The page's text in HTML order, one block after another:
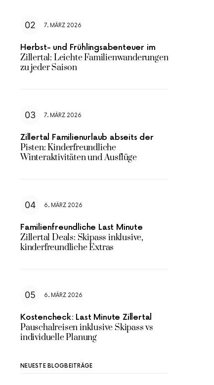
7. MÄRZ 2026
Herbst- und Frühlingsabenteuer im
Zillertal: Leichte Familienwanderungen
zu jeder Saison
7. MÄRZ 2026
Zillertal Familienurlaub abseits der
Pisten: Kinderfreundliche
Winteraktivitäten und Ausflüge
6. MÄRZ 2026
Familienfreundliche Last Minute
Zillertal Deals: Skipass inklusive,
kinderfreundliche Extras
6. MÄRZ 2026
Kostencheck: Last Minute Zillertal
Pauschalreisen inklusive Skipass vs
individuelle Planung
NEUESTE BLOGBEITRÄGE